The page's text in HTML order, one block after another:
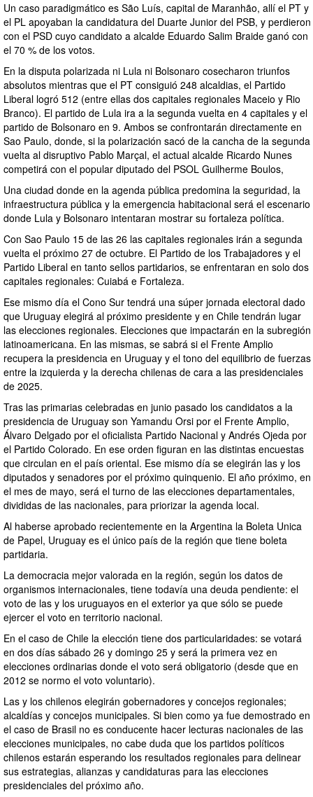
Un caso paradigmático es São Luís, capital de Maranhão, allí el PT y
el PL apoyaban la candidatura del Duarte Junior del PSB, y perdieron
con el PSD cuyo candidato a alcalde Eduardo Salim Braide ganó con
el 70 % de los votos.
En la disputa polarizada ni Lula ni Bolsonaro cosecharon triunfos
absolutos mientras que el PT consiguió 248 alcaldias, el Partido
Liberal logró 512 (entre ellas dos capitales regionales Maceio y Rio
Branco). El partido de Lula ira a la segunda vuelta en 4 capitales y el
partido de Bolsonaro en 9. Ambos se confrontarán directamente en
Sao Paulo, donde, si la polarización sacó de la cancha de la segunda
vuelta al disruptivo Pablo Marçal, el actual alcalde Ricardo Nunes
competirá con el popular diputado del PSOL Guilherme Boulos,
Una ciudad donde en la agenda pública predomina la seguridad, la
infraestructura pública y la emergencia habitacional será el escenario
donde Lula y Bolsonaro intentaran mostrar su fortaleza política.
Con Sao Paulo 15 de las 26 las capitales regionales irán a segunda
vuelta el próximo 27 de octubre. El Partido de los Trabajadores y el
Partido Liberal en tanto sellos partidarios, se enfrentaran en solo dos
capitales regionales: Cuiabá e Fortaleza.
Ese mismo día el Cono Sur tendrá una súper jornada electoral dado
que Uruguay elegirá al próximo presidente y en Chile tendrán lugar
las elecciones regionales. Elecciones que impactarán en la subregión
latinoamericana. En las mismas, se sabrá si el Frente Amplio
recupera la presidencia en Uruguay y el tono del equilibrio de fuerzas
entre la izquierda y la derecha chilenas de cara a las presidenciales
de 2025.
Tras las primarias celebradas en junio pasado los candidatos a la
presidencia de Uruguay son Yamandu Orsi por el Frente Amplio,
Álvaro Delgado por el oficialista Partido Nacional y Andrés Ojeda por
el Partido Colorado. En ese orden figuran en las distintas encuestas
que circulan en el país oriental. Ese mismo día se elegirán las y los
diputados y senadores por el próximo quinquenio. El año próximo, en
el mes de mayo, será el turno de las elecciones departamentales,
divididas de las nacionales, para priorizar la agenda local.
Al haberse aprobado recientemente en la Argentina la Boleta Unica
de Papel, Uruguay es el único país de la región que tiene boleta
partidaria.
La democracia mejor valorada en la región, según los datos de
organismos internacionales, tiene todavía una deuda pendiente: el
voto de las y los uruguayos en el exterior ya que sólo se puede
ejercer el voto en territorio nacional.
En el caso de Chile la elección tiene dos particularidades: se votará
en dos días sábado 26 y domingo 25 y será la primera vez en
elecciones ordinarias donde el voto será obligatorio (desde que en
2012 se normo el voto voluntario).
Las y los chilenos elegirán gobernadores y concejos regionales;
alcaldías y concejos municipales. Si bien como ya fue demostrado en
el caso de Brasil no es conducente hacer lecturas nacionales de las
elecciones municipales, no cabe duda que los partidos políticos
chilenos estarán esperando los resultados regionales para delinear
sus estrategias, alianzas y candidaturas para las elecciones
presidenciales del próximo año.